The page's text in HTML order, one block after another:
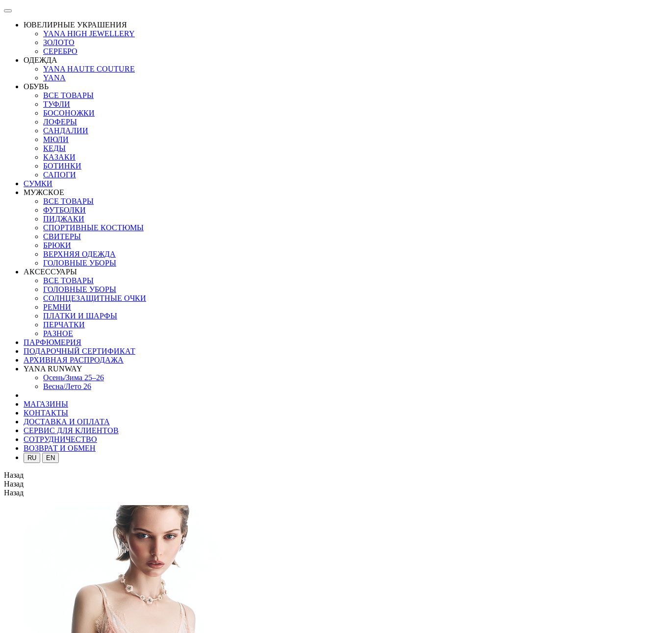
ЮВЕЛИРНЫЕ УКРАШЕНИЯ
YANA HIGH JEWELLERY
ЗОЛОТО
СЕРЕБРО
ОДЕЖДА
YANA HAUTE COUTURE
YANA
ОБУВЬ
ВСЕ ТОВАРЫ
ТУФЛИ
БОСОНОЖКИ
ЛОФЕРЫ
САНДАЛИИ
МЮЛИ
КЕДЫ
КАЗАКИ
БОТИНКИ
САПОГИ
СУМКИ
МУЖСКОЕ
ВСЕ ТОВАРЫ
ФУТБОЛКИ
ПИДЖАКИ
СПОРТИВНЫЕ КОСТЮМЫ
СВИТЕРЫ
БРЮКИ
ВЕРХНЯЯ ОДЕЖДА
ГОЛОВНЫЕ УБОРЫ
АКСЕССУАРЫ
ВСЕ ТОВАРЫ
ГОЛОВНЫЕ УБОРЫ
СОЛНЦЕЗАЩИТНЫЕ ОЧКИ
РЕМНИ
ПЛАТКИ И ШАРФЫ
ПЕРЧАТКИ
РАЗНОЕ
ПАРФЮМЕРИЯ
ПОДАРОЧНЫЙ СЕРТИФИКАТ
АРХИВНАЯ РАСПРОДАЖА
YANA RUNWAY
Осень/Зима 25–26
Весна/Лето 26
МАГАЗИНЫ
КОНТАКТЫ
ДОСТАВКА И ОПЛАТА
СЕРВИС ДЛЯ КЛИЕНТОВ
СОТРУДНИЧЕСТВО
ВОЗВРАТ И ОБМЕН
RU EN
Назад
Назад
Назад